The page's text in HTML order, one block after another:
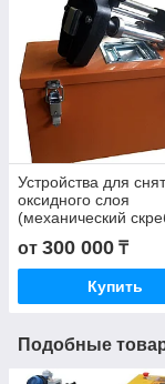
Устройства для
оксидного слоя
(механический
от 300 000 ₸
Купить
Подобные